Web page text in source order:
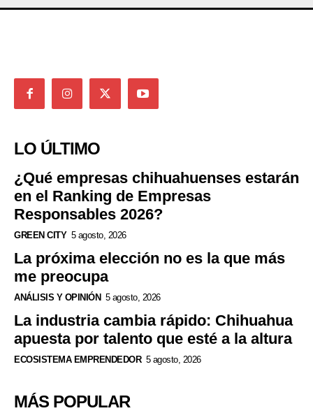
LO ÚLTIMO
¿Qué empresas chihuahuenses estarán
en el Ranking de Empresas
Responsables 2026?
GREEN CITY 5 agosto, 2026
La próxima elección no es la que más
me preocupa
ANÁLISIS Y OPINIÓN 5 agosto, 2026
La industria cambia rápido: Chihuahua
apuesta por talento que esté a la altura
ECOSISTEMA EMPRENDEDOR 5 agosto, 2026
MÁS POPULAR